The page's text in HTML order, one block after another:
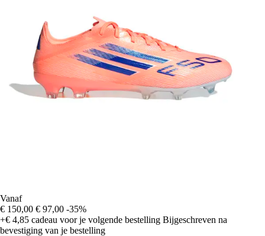
Vanaf
€ 150,00 € 97,00 -35%
+€ 4,85 cadeau voor je volgende bestelling Bijgeschreven na
bevestiging van je bestelling